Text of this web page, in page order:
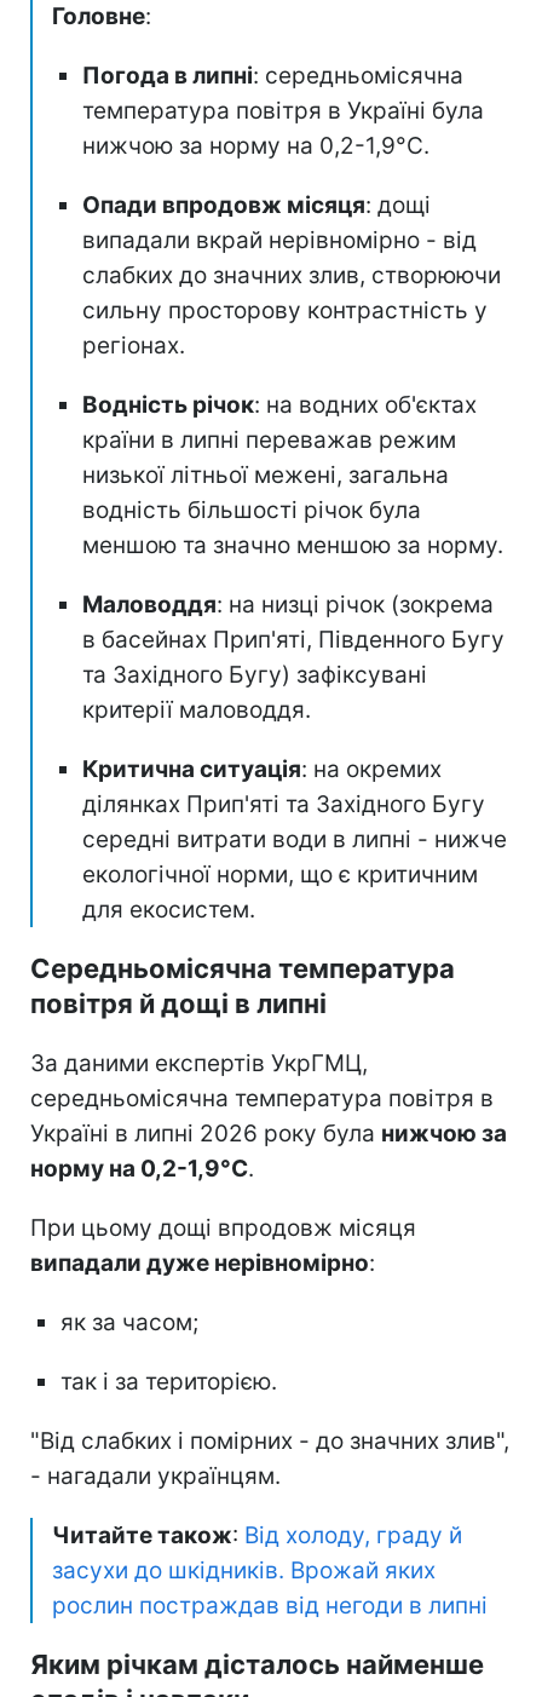
Головне:
Погода в липні: середньомісячна
температура повітря в Україні була
нижчою за норму на 0,2-1,9°C.
Опади впродовж місяця: дощі
випадали вкрай нерівномірно - від
слабких до значних злив, створюючи
сильну просторову контрастність у
регіонах.
Водність річок: на водних об'єктах
країни в липні переважав режим
низької літньої межені, загальна
водність більшості річок була
меншою та значно меншою за норму.
Маловоддя: на низці річок (зокрема
в басейнах Прип'яті, Південного Бугу
та Західного Бугу) зафіксувані
критерії маловоддя.
Критична ситуація: на окремих
ділянках Прип'яті та Західного Бугу
середні витрати води в липні - нижче
екологічної норми, що є критичним
для екосистем.
Середньомісячна температура
повітря й дощі в липні
За даними експертів УкрГМЦ,
середньомісячна температура повітря в
Україні в липні 2026 року була нижчою за
норму на 0,2-1,9°C.
При цьому дощі впродовж місяця
випадали дуже нерівномірно:
як за часом;
так і за територією.
"Від слабких і помірних - до значних злив",
- нагадали українцям.
Читайте також: Від холоду, граду й
засухи до шкідників. Врожай яких
рослин постраждав від негоди в липні
Яким річкам дісталось найменше